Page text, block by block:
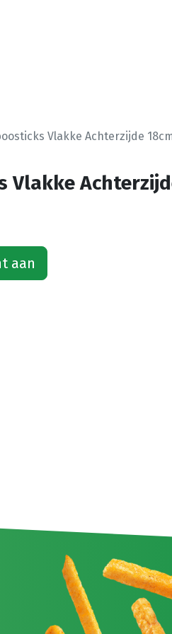
Vlakke Achterzijde
Vlakke
aan